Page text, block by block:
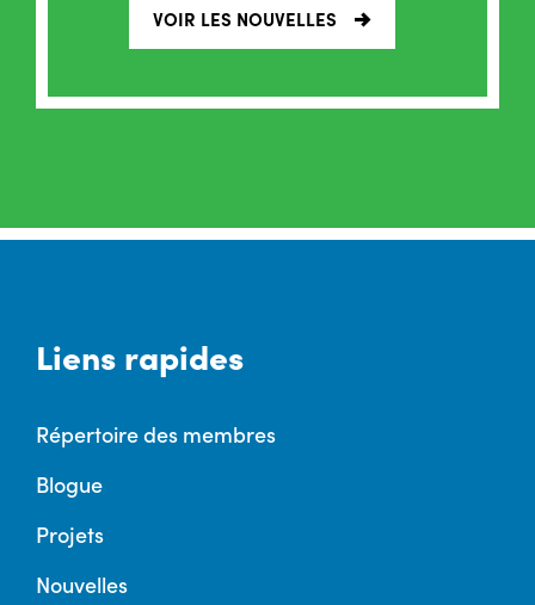
VOIR LES NOUVELLES
Liens rapides
Répertoire des membres
Blogue
Projets
Nouvelles